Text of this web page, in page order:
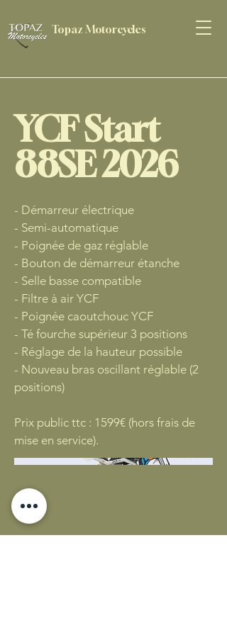
Topaz Motorcycles
YCF Start
88SE 2026
- Démarreur électrique
- Semi-automatique
- Poignée de gaz réglable
- Bouton de démarreur étanche
- Selle basse compatible
- Filtre à air YCF
- Poignée caoutchouc YCF
- Té fourche supérieur 3 positions
- Réglage de la hauteur possible
- Nouveau bras oscillant réglable (2
positions)
Prix public ttc : 1599€ (hors frais de
mise en service).